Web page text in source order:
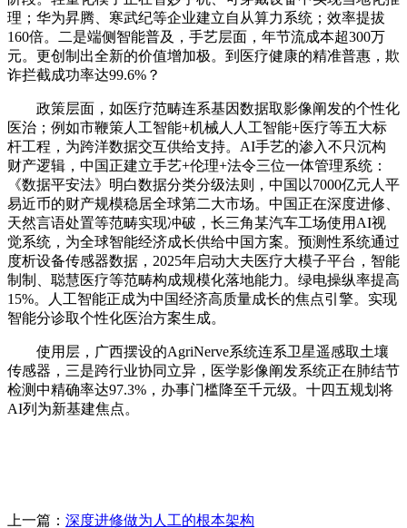
理；华为昇腾、寒武纪等企业建立自从算力系统；效率提拔
160倍。二是端侧智能普及，手艺层面，年节流成本超300万
元。更创制出全新的价值增加极。到医疗健康的精准普惠，欺
诈拦截成功率达99.6%？
政策层面，如医疗范畴连系基因数据取影像阐发的个性化
医治；例如市鞭策人工智能+机械人人工智能+医疗等五大标
杆工程，为跨洋数据交互供给支持。AI手艺的渗入不只沉构
财产逻辑，中国正建立手艺+伦理+法令三位一体管理系统：
《数据平安法》明白数据分类分级法则，中国以7000亿元人平
易近币的财产规模稳居全球第二大市场。中国正在深度进修、
天然言语处置等范畴实现冲破，长三角某汽车工场使用AI视
觉系统，为全球智能经济成长供给中国方案。预测性系统通过
度析设备传感器数据，2025年启动大夫医疗大模子平台，智能
制制、聪慧医疗等范畴构成规模化落地能力。绿电操纵率提高
15%。人工智能正成为中国经济高质量成长的焦点引擎。实现
智能分诊取个性化医治方案生成。
使用层，广西摆设的AgriNerve系统连系卫星遥感取土壤
传感器，三是跨行业协同立异，医学影像阐发系统正在肺结节
检测中精确率达97.3%，办事门槛降至千元级。十四五规划将
AI列为新基建焦点。
上一篇： 深度进修做为人工的根本架构